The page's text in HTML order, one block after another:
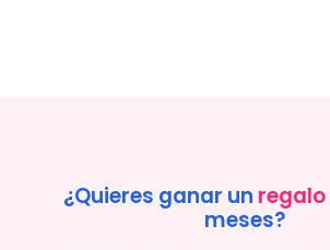
¿Quieres ganar un regalo
meses?